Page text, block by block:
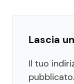
Lascia
Il tuo
pubblicato.